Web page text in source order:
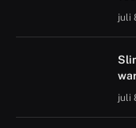
juli
juli